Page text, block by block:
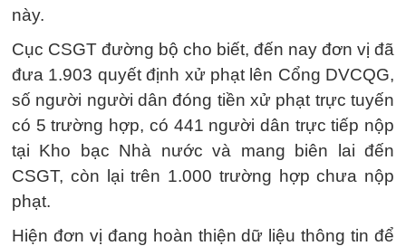
này.
Cục CSGT đường bộ cho biết, đến nay đơn vị đã
đưa 1.903 quyết định xử phạt lên Cổng DVCQG,
số người người dân đóng tiền xử phạt trực tuyến
có 5 trường hợp, có 441 người dân trực tiếp nộp
tại Kho bạc Nhà nước và mang biên lai đến
CSGT, còn lại trên 1.000 trường hợp chưa nộp
phạt.
Hiện đơn vị đang hoàn thiện dữ liệu thông tin để